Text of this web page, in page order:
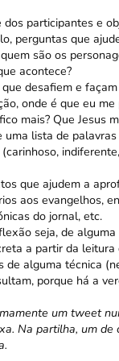
dos participantes e
perguntas que
são os
acontece?
desafiem e
onde é que eu me
mais? Que Jesus
uma lista de
que ajudem a
aos evangelhos,
do jornal, etc.
seja, de
a partir da leitura
de alguma técnica
porque há a
um tweet
Na partilha, um de